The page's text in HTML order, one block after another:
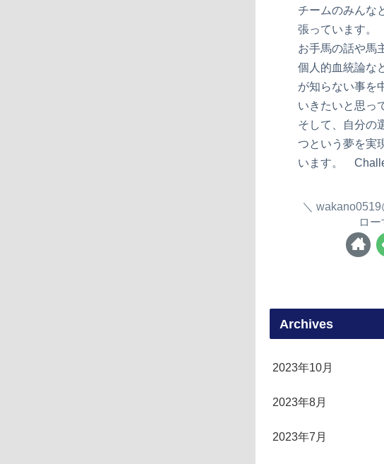
チームのみんな
張っています。
お手馬の話や馬
個人的血統論な
が知らない事を
いきたいと思っ
そして、自分の
つという夢を実
います。
ロー
Archives
2023年10月
2023年8月
2023年7月